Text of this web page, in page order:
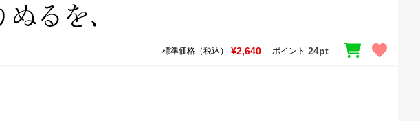
標準価格（税込） ¥2,640 ポイント 24pt